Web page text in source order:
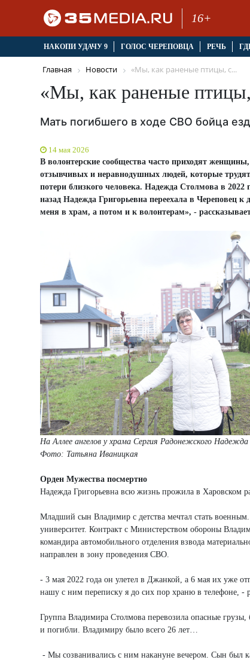
16+
НАКОПИ УДАЧУ 9 ГОЛОС ЧЕРЕПОВЦА РЕЧЬ
Главная Новости «Мы, как раненые птицы, с...
«Мы, как раненые птицы,
Мать погибшего в ходе СВО бойца
14 мая 2026
В волонтерские сообщества часто приходят
отзывчивых и неравнодушных людей, которые
потери близкого человека. Надежда Столмова в
назад Надежда Григорьевна переехала в Череповец к
меня в храм, а потом и к волонтерам», -
На Аллее ангелов у храма Сергия Радонежского
Фото: Татьяна Иваницкая
Орден Мужества посмертно
Надежда Григорьевна всю жизнь прожила в Харовском
Младший сын Владимир с детства мечтал стать
университет. Контракт с Министерством обороны
командира автомобильного отделения взвода
направлен в зону проведения СВО.
- 3 мая 2022 года он улетел в Джанкой, а 6 мая их уже
нашу с ним переписку я до сих пор храню в телефоне, -
Группа Владимира Столмова перевозила опасные
и погибли. Владимиру было всего 26 лет…
- Мы созванивались с ним накануне вечером. Сын был